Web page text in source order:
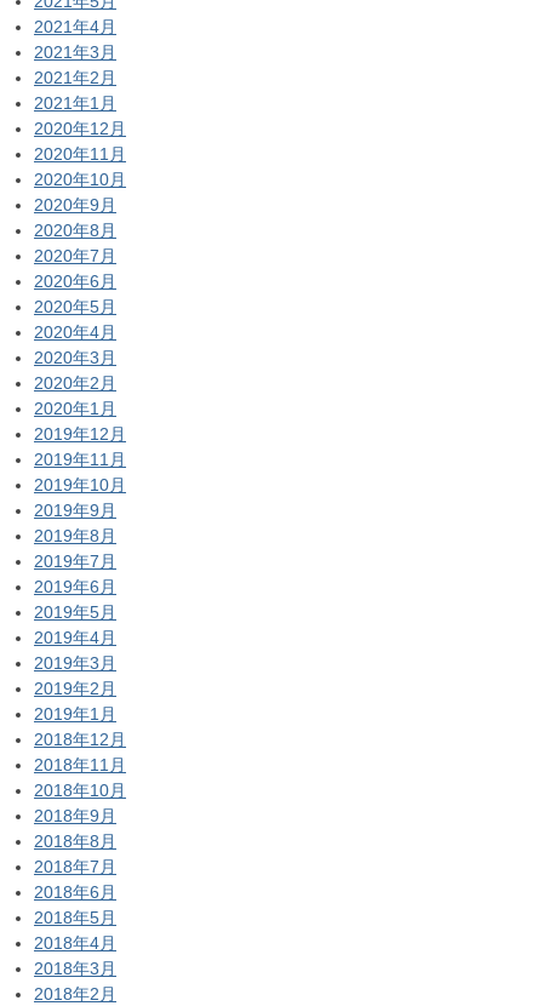
2021年4月
2021年3月
2021年2月
2021年1月
2020年12月
2020年11月
2020年10月
2020年9月
2020年8月
2020年7月
2020年6月
2020年5月
2020年4月
2020年3月
2020年2月
2020年1月
2019年12月
2019年11月
2019年10月
2019年9月
2019年8月
2019年7月
2019年6月
2019年5月
2019年4月
2019年3月
2019年2月
2019年1月
2018年12月
2018年11月
2018年10月
2018年9月
2018年8月
2018年7月
2018年6月
2018年5月
2018年4月
2018年3月
2018年2月